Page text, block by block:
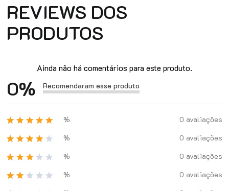
REVIEWS DOS
PRODUTOS
Ainda não há comentários para este produto.
0% Recomendaram esse produto
%
0 avaliações
%
0 avaliações
%
0 avaliações
%
0 avaliações